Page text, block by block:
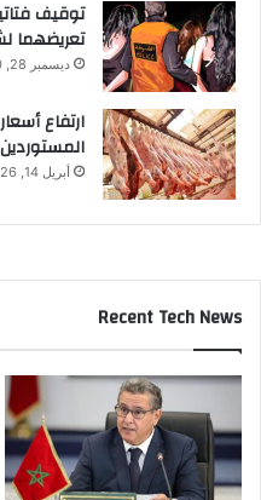
توقيف
تعريضهما
ديسمبر 28, 2020
ارتفاع
أبريل 14, 2026
Recent Tech News